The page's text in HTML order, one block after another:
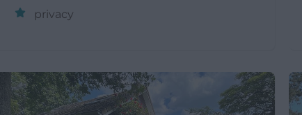
privacy